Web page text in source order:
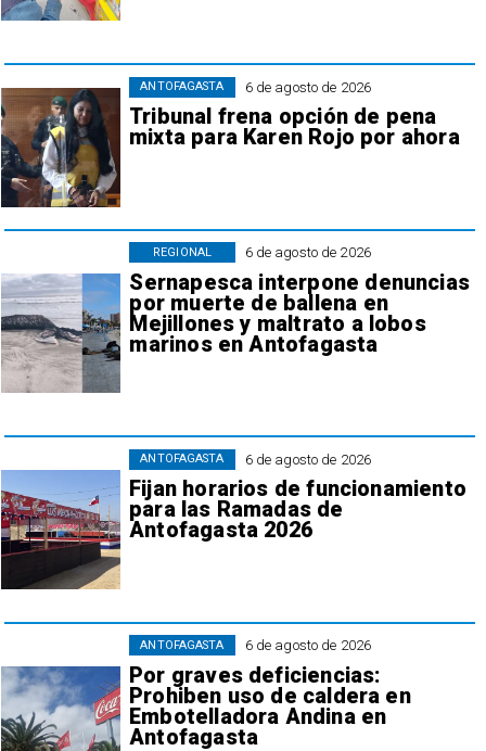
6 de agosto de 2026
Tribunal frena opción de pena
mixta para Karen Rojo por ahora
ANTOFAGASTA
6 de agosto de 2026
Sernapesca interpone denuncias
por muerte de ballena en
Mejillones y maltrato a lobos
marinos en Antofagasta
REGIONAL
6 de agosto de 2026
Fijan horarios de funcionamiento
para las Ramadas de
Antofagasta 2026
ANTOFAGASTA
6 de agosto de 2026
Por graves deficiencias:
Prohiben uso de caldera en
Embotelladora Andina en
Antofagasta
ANTOFAGASTA